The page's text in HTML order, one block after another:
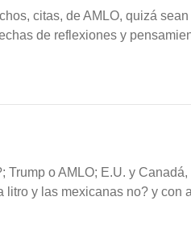
citas, de AMLO, quizá
de reflexiones y
Trump o AMLO; E.U. y
y las mexicanas no? y con